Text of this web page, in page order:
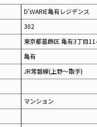
D’sVARIE亀有レジデンス
302
東京都葛飾区 亀有3丁目
亀有
JR常磐線(上野～取手)
マンション